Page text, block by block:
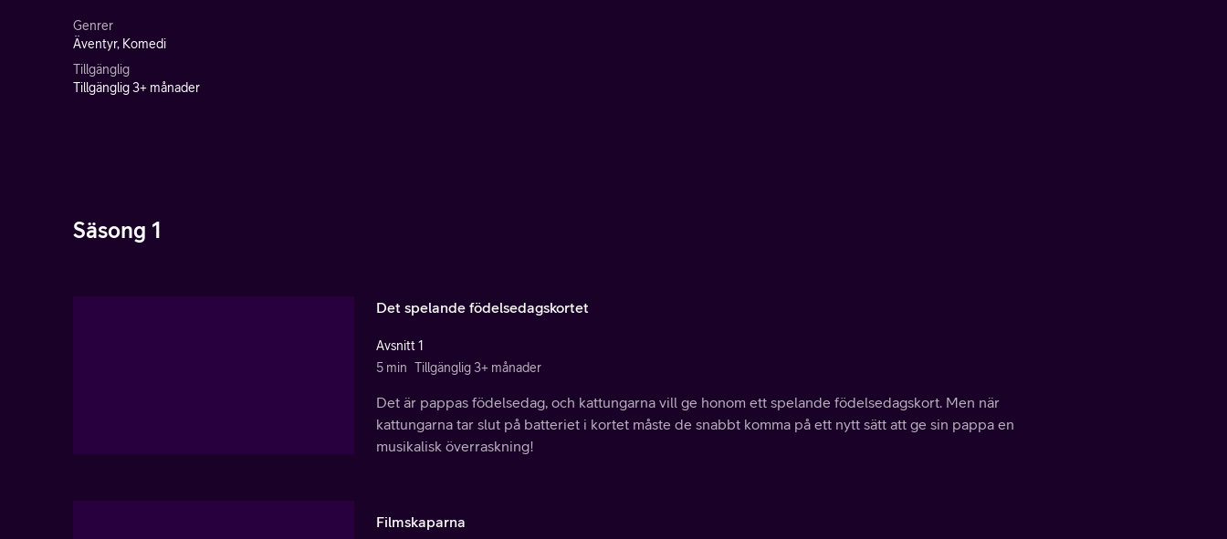
Genrer
Äventyr, Komedi
Tillgänglig
Tillgänglig 3+ månader
Säsong 1
Det spelande födelsedagskortet
Avsnitt 1
5 min Tillgänglig 3+ månader
Det är pappas födelsedag, och kattungarna vill ge honom ett spelande födelsedagskort. Men när
kattungarna tar slut på batteriet i kortet måste de snabbt komma på ett nytt sätt att ge sin pappa en
musikalisk överraskning!
Filmskaparna